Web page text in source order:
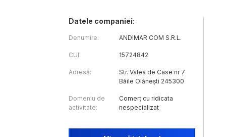
Datele companiei:
Denumire: ANDIMAR COM S.R.L.
CUI: 15724842
Adresă:
Str. Valea de Case nr 7
Băile Olănești 245300
Domeniu de
activitate:
Comerț cu ridicata
nespecializat